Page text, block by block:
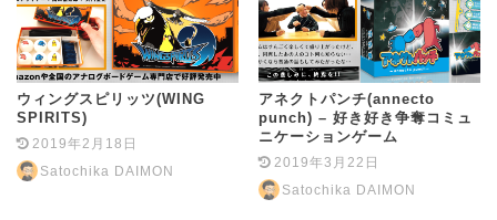
ウィングスピリッツ(WING
SPIRITS)
2019年2月18日
Satochika DAIMON
アネクトパンチ(annecto
punch) – 好き好き争奪コミュ
ニケーションゲーム
2019年3月22日
Satochika DAIMON